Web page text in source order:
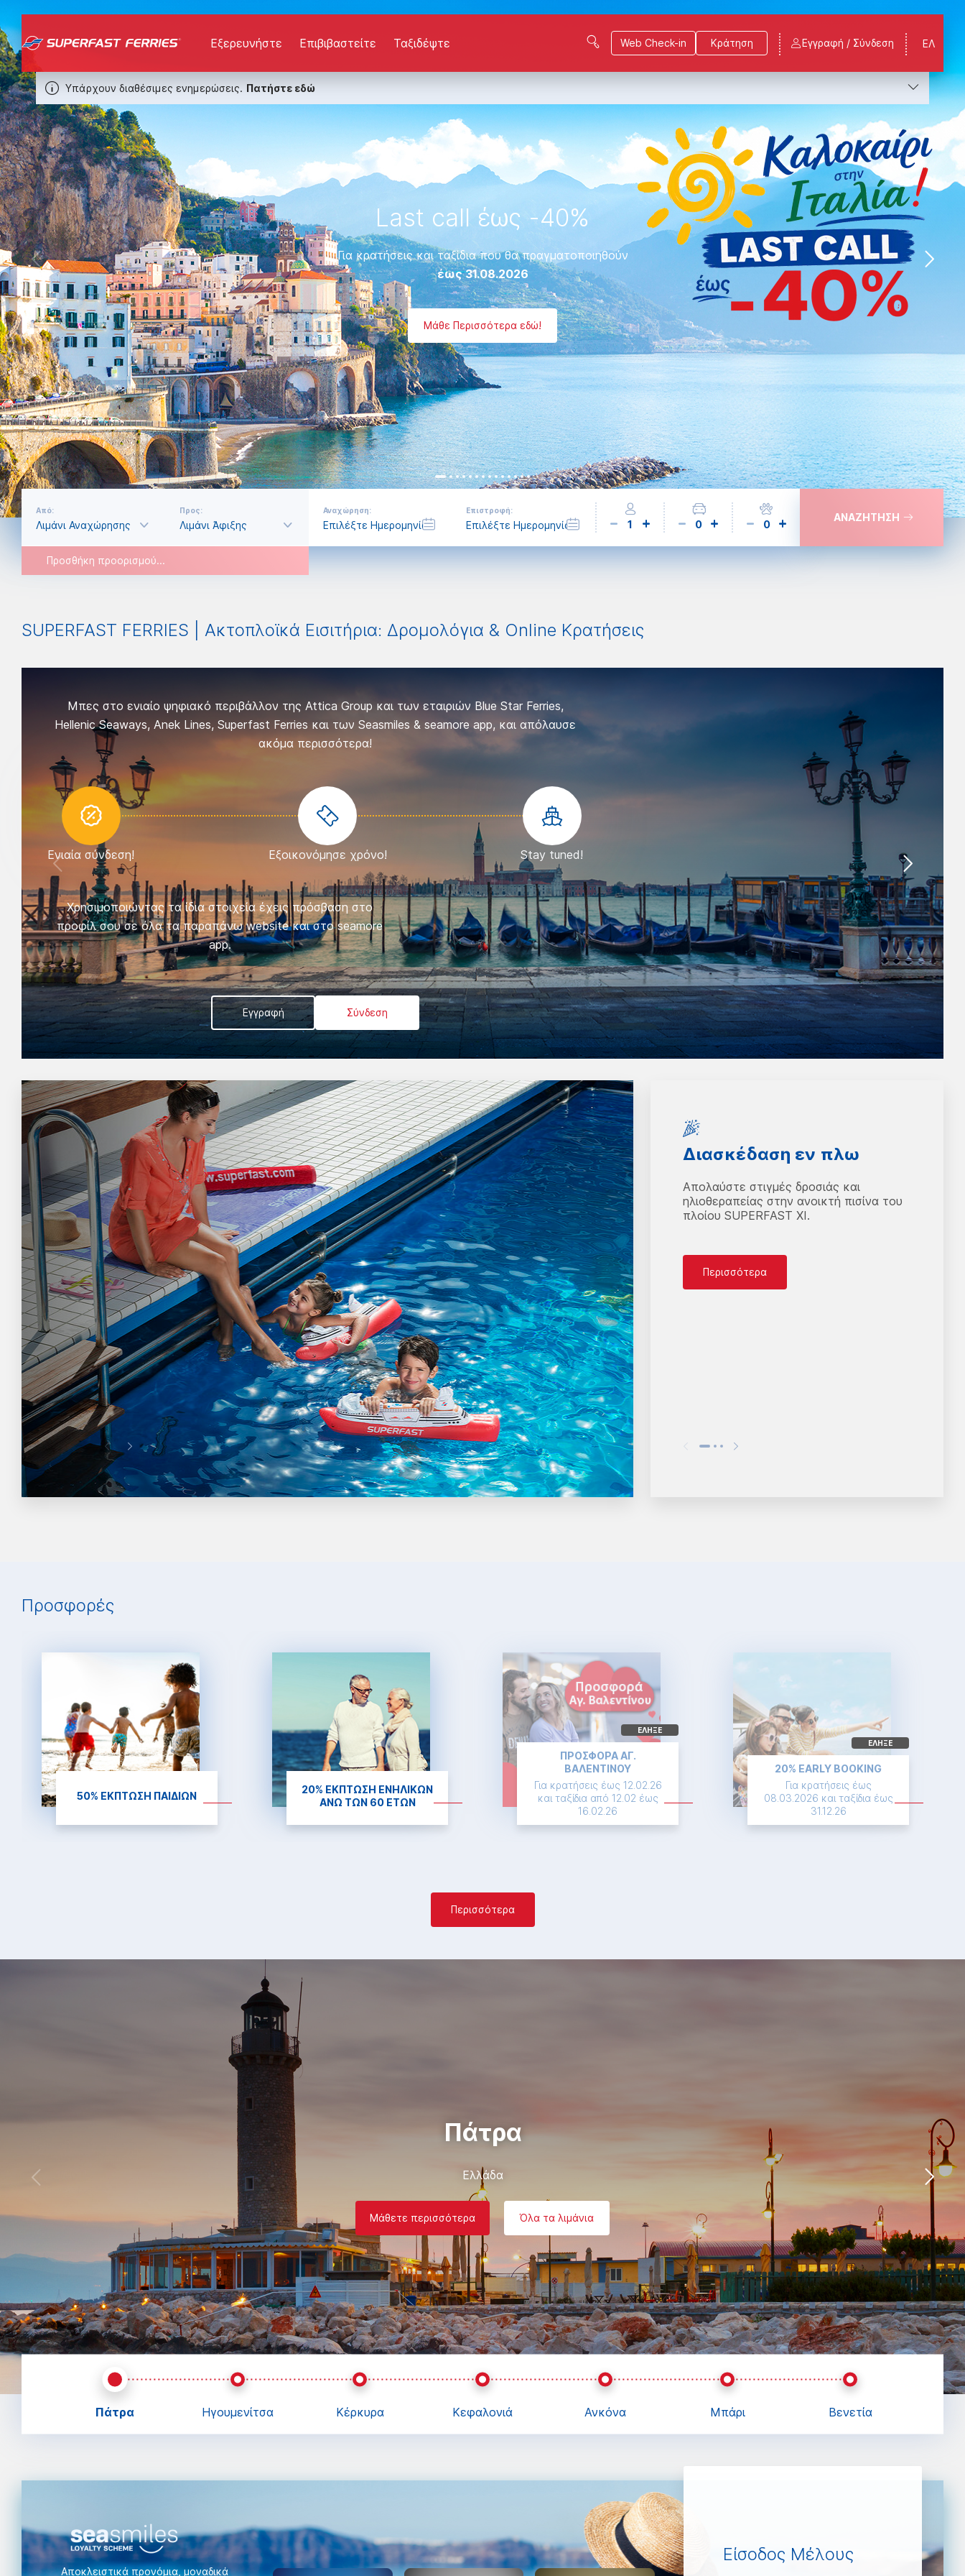
Υπάρχουν διαθέσιμες ενημερώσεις. Πατήστε εδώ
Εξερευνήστε Επιβιβαστείτε Ταξιδέψτε Web Check-in Κράτηση ΕΛ
Εγγραφή / Σύνδεση
Last call έως -40%
Για κρατήσεις και ταξίδια που θα πραγματοποιηθούν
έως 31.08.2026
Μάθε Περισσότερα εδώ!
Από: Προς: Αναχώρηση: Επιστροφή:
Προσθήκη προορισμού...
1 0 0
ΑΝΑΖΗΤΗΣΗ
SUPERFAST FERRIES | Ακτοπλοϊκά Εισιτήρια: Δρομολόγια & Online Κρατήσεις
Μπες στο ενιαίο ψηφιακό περιβάλλον της Attica Group και των εταιριών Blue Star Ferries,
Hellenic Seaways, Anek Lines, Superfast Ferries και των Seasmiles & seamore app, και απόλαυσε
ακόμα περισσότερα!
Ενιαία σύνδεση! Εξοικονόμησε χρόνο! Stay tuned!
Χρησιμοποιώντας τα ίδια στοιχεία έχεις πρόσβαση στο
προφίλ σου σε όλα τα παραπάνω website και στο seamore
app.
Τα στοιχεία σου, οι συνταξιδιώτες που θες, το όχημά σου και
το κατοικίδιο εάν έχεις, συμπληρώνονται αυτόματα κατά την
κράτηση, ώστε να την ολοκληρώνεις πιο γρήγορα και πιο
εύκολα.
Εγγραφή Σύνδεση
Διασκέδαση εν πλω
Aπολαύστε στιγμές δροσιάς και
ηλιοθεραπείας στην ανοικτή πισίνα του
πλοίου SUPERFAST XI.
Περισσότερα
Προσφορές
50% ΕΚΠΤΩΣΗ ΠΑΙΔΙΩΝ
20% ΕΚΠΤΩΣΗ ΕΝΗΛΙΚΩΝ
ΑΝΩ ΤΩΝ 60 ΕΤΩΝ
ΕΛΗΞΕ
ΠΡΟΣΦΟΡΑ ΑΓ.
ΒΑΛΕΝΤΙΝΟΥ
Για κρατήσεις έως 12.02.26
και ταξίδια από 12.02 έως
16.02.26
ΕΛΗΞΕ
20% EARLY BOOKING
Για κρατήσεις έως
08.03.2026 και ταξίδια έως
31.12.26
Περισσότερα
Πάτρα
Ελλάδα
Μάθετε περισσότερα Όλα τα λιμάνια
Πάτρα Ηγουμενίτσα Κέρκυρα Κεφαλονιά Ανκόνα Μπάρι Βενετία
Αποκλειστικά προνόμια, μοναδικά
Είσοδος Μέλους